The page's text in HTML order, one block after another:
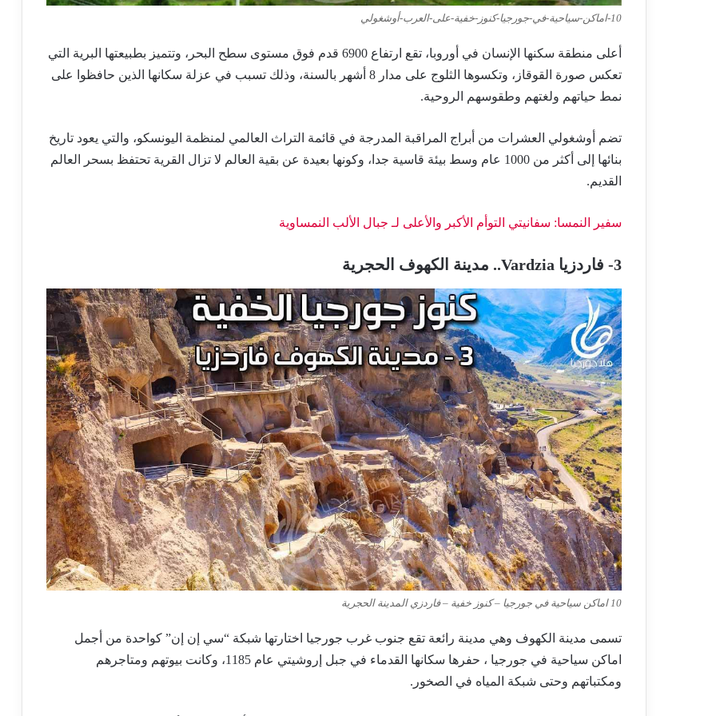
10-اماكن-سياحية-في-جورجيا-كنوز-خفية-على-العرب-أوشغولي
أعلى منطقة سكنها الإنسان في أوروبا، تقع ارتفاع 6900 قدم فوق مستوى سطح البحر، وتتميز بطبيعتها البرية التي
تعكس صورة القوقاز، وتكسوها الثلوج على مدار 8 أشهر بالسنة، وذلك تسبب في عزلة سكانها الذين حافظوا على
نمط حياتهم ولغتهم وطقوسهم الروحية.
تضم أوشغولي العشرات من أبراج المراقبة المدرجة في قائمة التراث العالمي لمنظمة اليونسكو، والتي يعود تاريخ
بنائها إلى أكثر من 1000 عام وسط بيئة قاسية جدا، وكونها بعيدة عن بقية العالم لا تزال القرية تحتفظ بسحر العالم
القديم.
سفير النمسا: سفانيتي التوأم الأكبر والأعلى لـ جبال الألب النمساوية
3- فاردزيا Vardzia.. مدينة الكهوف الحجرية
10 اماكن سياحية في جورجيا – كنوز خفية – فاردزي المدينة الحجرية
تسمى مدينة الكهوف وهي مدينة رائعة تقع جنوب غرب جورجيا اختارتها شبكة “سي إن إن” كواحدة من أجمل
اماكن سياحية في جورجيا ، حفرها سكانها القدماء في جبل إروشيتي عام 1185، وكانت بيوتهم ومتاجرهم
ومكتباتهم وحتى شبكة المياه في الصخور.